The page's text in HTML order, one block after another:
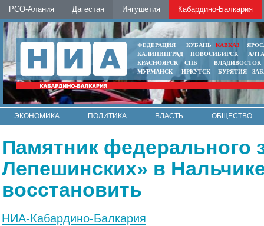
РСО-Алания Дагестан Ингушетия Кабардино-Балкария
ФЕДЕРАЦИЯ КУБАНЬ КАВКАЗ
КАЛИНИНГРАД
НОВОСИБИРСК
КРАСНОЯРСК
СПБ
ВЛАДИВОСТОК
МУРМАНСК
ИРКУТСК БУРЯТИЯ
ЭКОНОМИКА ПОЛИТИКА ВЛАСТЬ
ОБЩЕСТВО
Памятник федерального
Лепешинских» в
восстановить
НИА-Кабардино-Балкария